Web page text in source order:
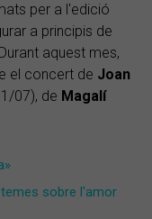
per a l'edició
a principis de
aquest mes,
el concert de Joan
07), de Magalí
sobre l'amor